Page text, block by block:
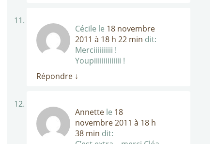
Cécile le 18 novembre
2011 à 18 h 22 min dit:
Merciiiiiiiiii !
Youpiiiiiiiiiiiiii !
Répondre ↓
Annette le 18
novembre 2011 à 18 h
38 min dit: